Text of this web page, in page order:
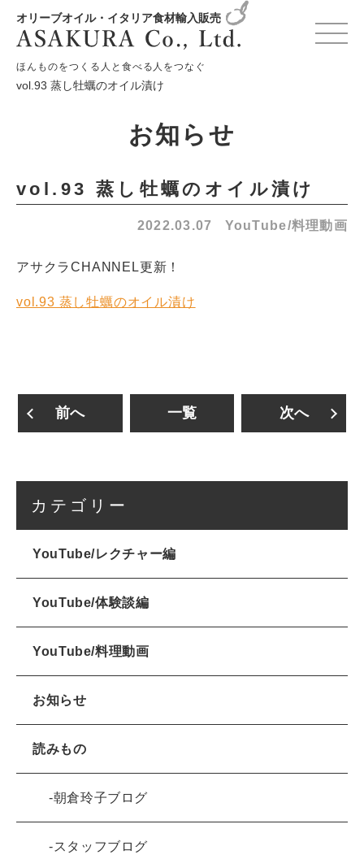
オリーブオイル・イタリア食材輸入販売
ほんものをつくる人と食べる人をつなぐ
HOME お知らせ
YouTube/料理動画
vol.93 蒸し牡蠣のオイル漬け
お知らせ
vol.93 蒸し牡蠣のオイル漬け
2022.03.07 YouTube/料理動画
アサクラCHANNEL更新！
vol.93 蒸し牡蠣のオイル漬け
前へ 一覧 次へ
カテゴリー
YouTube/レクチャー編
YouTube/体験談編
YouTube/料理動画
お知らせ
読みもの
朝倉玲子ブログ
スタッフブログ